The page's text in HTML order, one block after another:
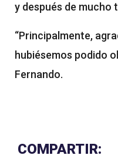
y después de mucho
“Principalmente,
hubiésemos podido
Fernando.
COMPARTIR: